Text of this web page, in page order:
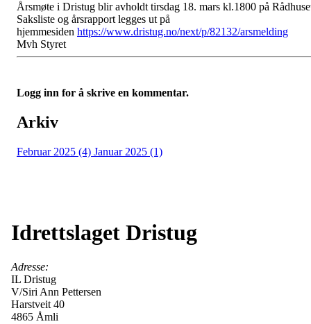
Årsmøte i Dristug blir avholdt tirsdag 18. mars kl.1800 på
Saksliste og årsrapport legges ut på
hjemmesiden https://www.dristug.no/next/p/82132/arsmelding
Mvh Styret
Logg inn for å skrive en kommentar.
Arkiv
Februar 2025 (4) Januar 2025 (1)
Idrettslaget Dristug
Adresse:
IL Dristug
V/Siri Ann Pettersen
Harstveit 40
4865 Åmli